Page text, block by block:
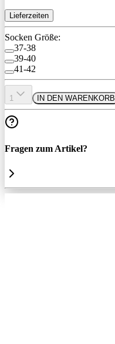
Lieferzeiten
Socken Größe:
37-38
39-40
41-42
1 IN DEN WARENKORB
Fragen zum Artikel?